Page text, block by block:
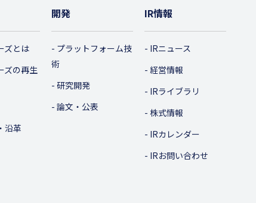
ズとは
ズの再生
沿革
開発
プラットフォーム技
術
研究開発
論文・公表
IR情報
IRニュース
経営情報
IRライブラリ
株式情報
IRカレンダー
IRお問い合わせ